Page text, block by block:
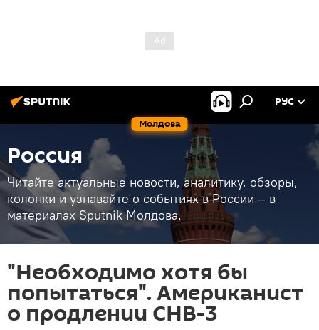
Молдова
РУС
Россия
Читайте актуальные новости, аналитику, обзоры,
колонки и узнавайте о событиях в России – в
материалах Sputnik Молдова.
"Необходимо хотя бы
попытаться". Американист
о продлении СНВ-3